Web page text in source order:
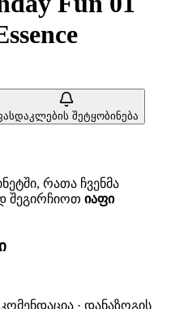
შეტყობინება
რათა ჩვენმა
შეგირჩიოთ იაფი
· დანაზოგის